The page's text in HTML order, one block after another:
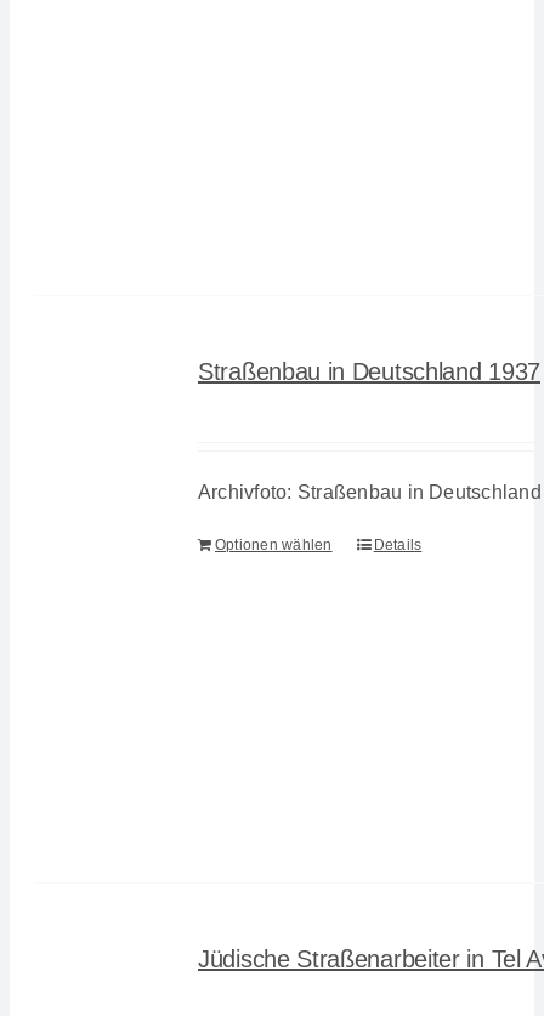
Straßenbau in Deutschland 1937
Archivfoto: Straßenbau in
Optionen wählen Details
Jüdische Straßenarbeiter in Tel